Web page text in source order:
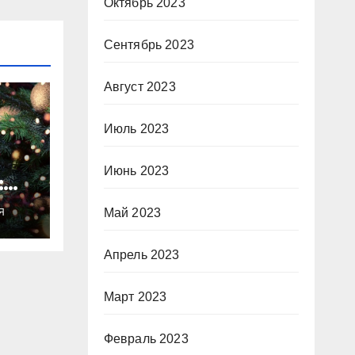
Октябрь 2023
Сентябрь 2023
Август 2023
Июль 2023
Июнь 2023
Май 2023
Апрель 2023
Март 2023
Февраль 2023